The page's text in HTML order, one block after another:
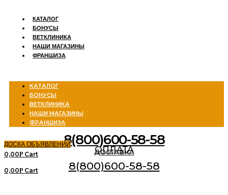
КАТАЛОГ
БОНУСЫ
ВЕТКЛИНИКА
НАШИ МАГАЗИНЫ
ФРАНШИЗА
КАТАЛОГ
БОНУСЫ
ВЕТКЛИНИКА
НАШИ МАГАЗИНЫ
ФРАНШИЗА
8(800)600-58-58
ДОСКА ОБЪЯВЛЕНИЙ
ДОСТАВКА
ОПЛАТА
0,00Р Cart
8(800)600-58-58
0,00Р Cart